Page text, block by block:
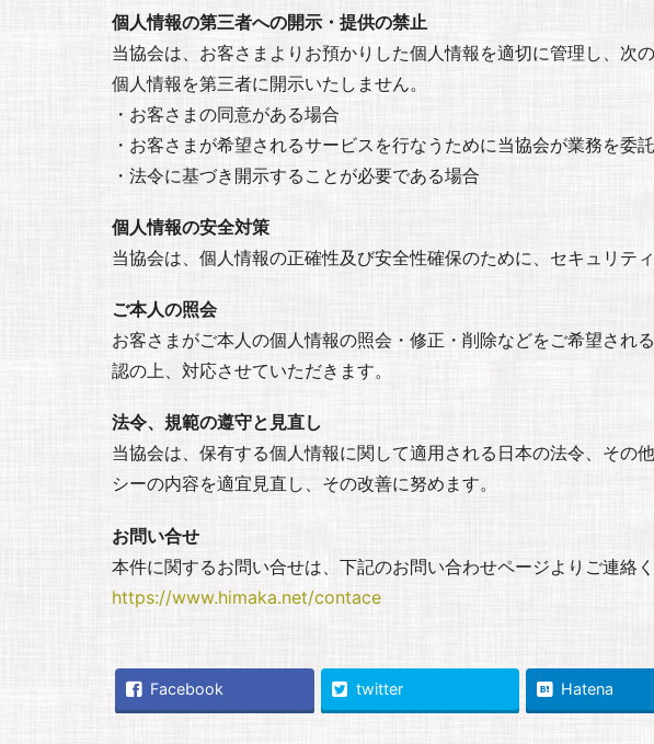
個人情報の第三者への開示・提供の禁止
当協会は、お客さまよりお預かりした個人情報を適切に管理し、次
個人情報を第三者に開示いたしません。
・お客さまの同意がある場合
・お客さまが希望されるサービスを行なうために当協会が業務を委
・法令に基づき開示することが必要である場合
個人情報の安全対策
当協会は、個人情報の正確性及び安全性確保のために、セキュリテ
ご本人の照会
お客さまがご本人の個人情報の照会・修正・削除などをご希望され
認の上、対応させていただきます。
法令、規範の遵守と見直し
当協会は、保有する個人情報に関して適用される日本の法令、その
シーの内容を適宜見直し、その改善に努めます。
お問い合せ
本件に関するお問い合せは、下記のお問い合わせページよりご連絡く
https://www.himaka.net/contace
Facebook twitter Hatena